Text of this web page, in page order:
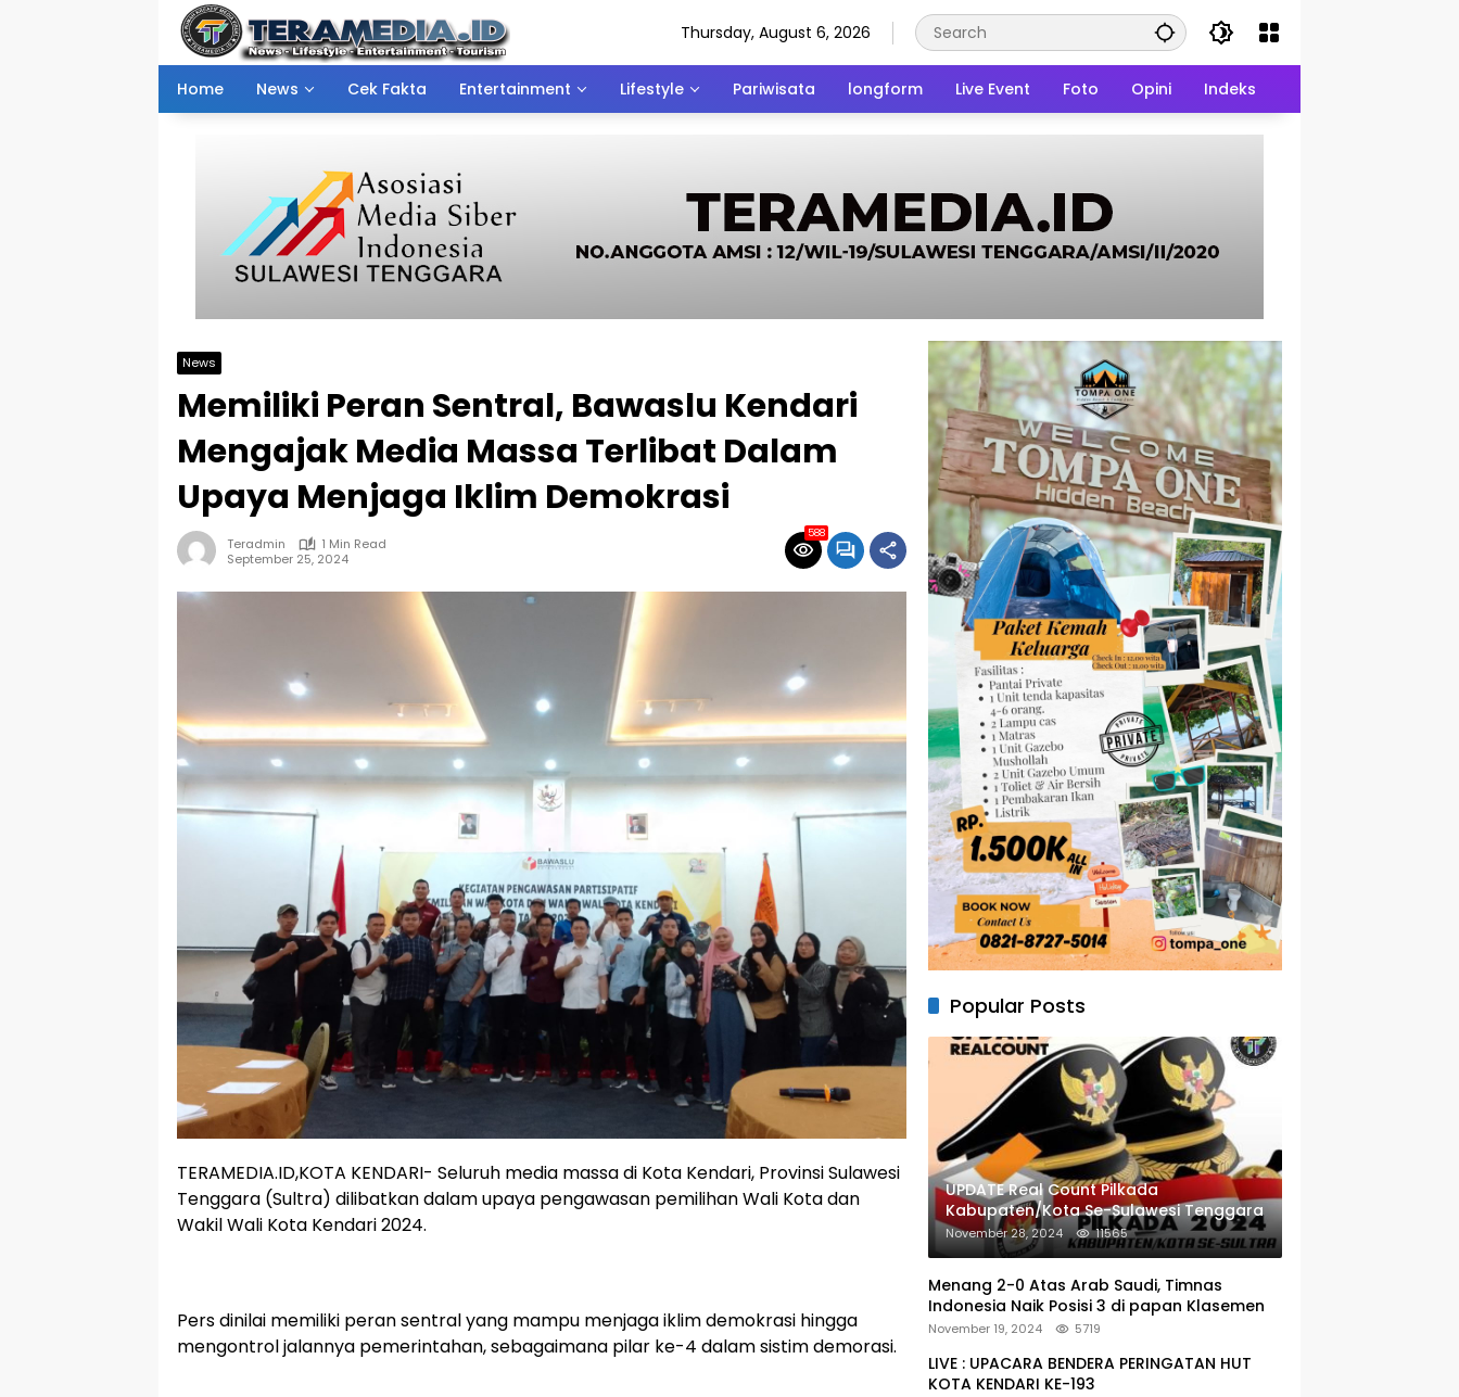
Thursday, August 6, 2026
Home News Cek Fakta Entertainment Lifestyle Pariwisata longform Live Event Foto Opini Indeks
News
Memiliki Peran Sentral, Bawaslu Kendari
Mengajak Media Massa Terlibat Dalam
Upaya Menjaga Iklim Demokrasi
Teradmin
1 Min Read
September 25, 2024
588
TERAMEDIA.ID,KOTA KENDARI- Seluruh media massa di Kota Kendari, Provinsi Sulawesi
Tenggara (Sultra) dilibatkan dalam upaya pengawasan pemilihan Wali Kota dan
Wakil Wali Kota Kendari 2024.
Pers dinilai memiliki peran sentral yang mampu menjaga iklim demokrasi hingga
mengontrol jalannya pemerintahan, sebagaimana pilar ke-4 dalam sistim demorasi.
Popular Posts
UPDATE Real Count Pilkada
Kabupaten/Kota Se-Sulawesi Tenggara
November 28, 2024 11565
Menang 2-0 Atas Arab Saudi, Timnas
Indonesia Naik Posisi 3 di papan Klasemen
November 19, 2024 5719
LIVE : UPACARA BENDERA PERINGATAN HUT
KOTA KENDARI KE-193